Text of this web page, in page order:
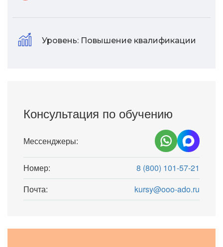
Уровень: Повышение квалификации
Консультация по обучению
Мессенджеры:
Номер:
8 (800) 101-57-21
Почта:
kursy@ooo-ado.ru